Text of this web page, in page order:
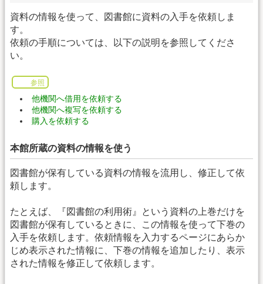
資料の情報を使って、図書館に資料の入手を依頼しま
す。
依頼の手順については、以下の説明を参照してくださ
い。
参照
他機関へ借用を依頼する
他機関へ複写を依頼する
購入を依頼する
本館所蔵の資料の情報を使う
図書館が保有している資料の情報を流用し、修正して依
頼します。
たとえば、『図書館の利用術』という資料の上巻だけを
図書館が保有しているときに、この情報を使って下巻の
入手を依頼します。依頼情報を入力するページにあらか
じめ表示された情報に、下巻の情報を追加したり、表示
された情報を修正して依頼します。